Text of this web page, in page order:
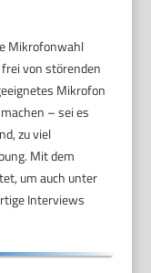
Mikrofonwahl
von störenden
Mikrofon
– sei es
zu viel
Mit dem
um auch unter
Interviews